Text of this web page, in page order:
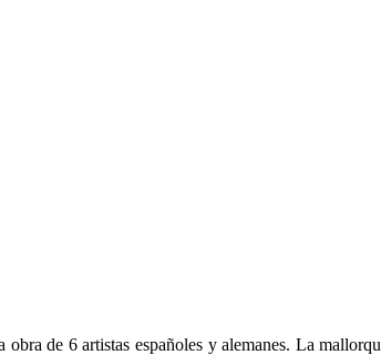
obra de 6 artistas españoles y alemanes. La